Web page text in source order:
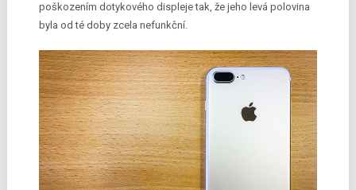
poškozením dotykového displeje tak, že jeho levá polovina
byla od té doby zcela nefunkční.